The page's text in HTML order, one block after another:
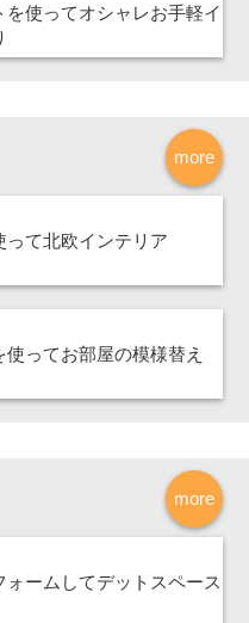
使ってオシャレお手軽イ
more
って北欧インテリア
ってお部屋の模様替え
more
ームしてデットスペース